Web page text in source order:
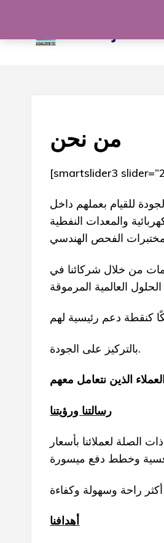
content
من نحن
[smartslider3
عالية الجودة للقيام بعملهم داخل
9 سنوات في مجال العدد اليدوية والكهربائية والمعدات النفطية
من خلال شركائنا في
كنقطة دعم رئيسية لهم
بالتركيز على الجودة.
رسالتنا ورؤيتنا
الصلة لعملائنا بأسعار
أهدافنا